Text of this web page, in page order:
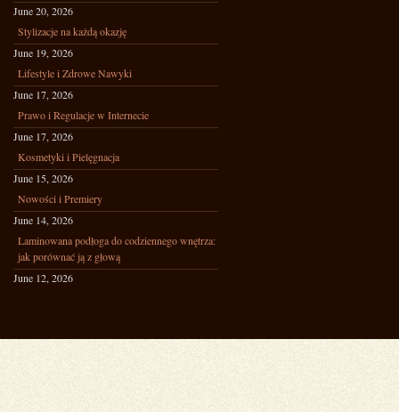
June 20, 2026
Stylizacje na każdą okazję
June 19, 2026
Lifestyle i Zdrowe Nawyki
June 17, 2026
Prawo i Regulacje w Internecie
June 17, 2026
Kosmetyki i Pielęgnacja
June 15, 2026
Nowości i Premiery
June 14, 2026
Laminowana podłoga do codziennego wnętrza:
jak porównać ją z głową
June 12, 2026